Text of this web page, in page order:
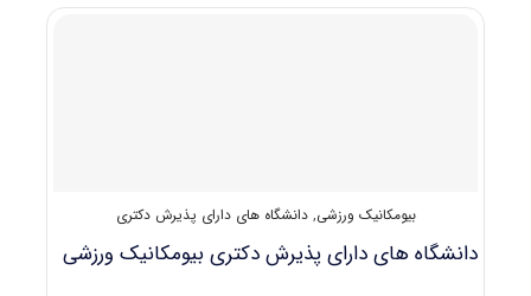
تربیت
بیومکانیک ورزشی,دانشگاه های دارای پذیرش دکتری
دانشگاه های دارای پذیرش دکتری بیومکانیک ورزشی